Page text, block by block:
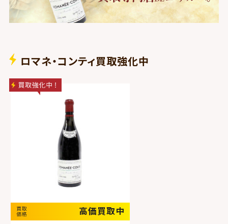
ロマネ・コンティ買取強化中
高価買取中